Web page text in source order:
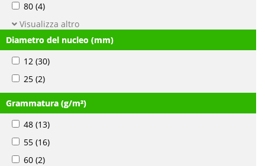
80 (4)
Visualizza altro
Diametro del nucleo (mm)
12 (30)
25 (2)
Grammatura (g/m²)
48 (13)
55 (16)
60 (2)